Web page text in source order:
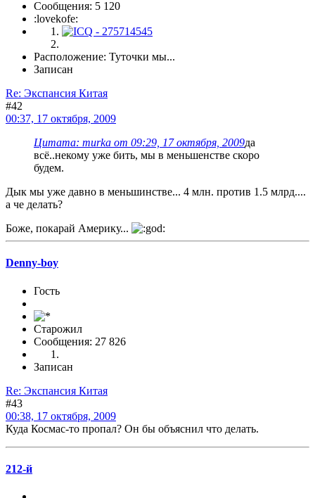
Сообщения: 5 120
:lovekofe:
Расположение: Туточки мы...
Записан
Re: Экспансия Китая
#42
00:37, 17 октября, 2009
Цитата: murka от 09:29, 17 октября, 2009да
всё..некому уже бить, мы в меньшенстве скоро
будем.
Дык мы уже давно в меньшинстве... 4 млн. против 1.5 млрд....
а че делать?
Боже, покарай Америку...
Denny-boy
Гость
Старожил
Сообщения: 27 826
Записан
Re: Экспансия Китая
#43
00:38, 17 октября, 2009
Куда Космас-то пропал? Он бы объяснил что делать.
212-й